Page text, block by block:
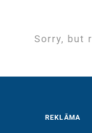
Sorry, but
REKLĀMA